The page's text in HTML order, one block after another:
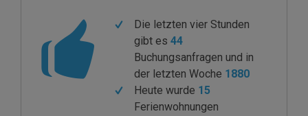
Die letzten vier Stunden
gibt es 44
Buchungsanfragen und in
der letzten Woche 1880
Heute wurde 15
Ferienwohnungen